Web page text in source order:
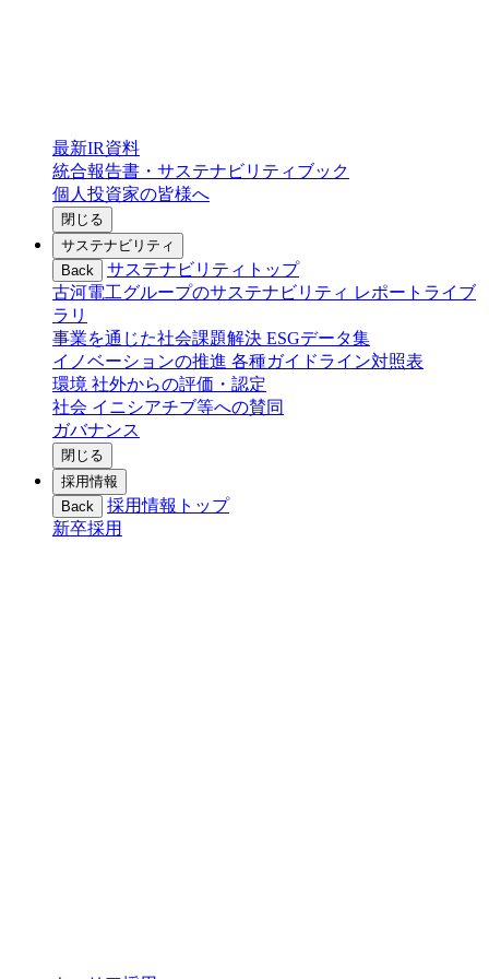
最新IR資料
統合報告書・サステナビリティブック
個人投資家の皆様へ
閉じる
サステナビリティ
Back
サステナビリティトップ
古河電工グループのサステナビリティ レポートライブ
ラリ
事業を通じた社会課題解決 ESGデータ集
イノベーションの推進 各種ガイドライン対照表
環境 社外からの評価・認定
社会 イニシアチブ等への賛同
ガバナンス
閉じる
採用情報
Back
採用情報トップ
新卒採用